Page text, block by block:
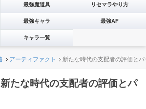
最強魔道具 リセマラやり方
最強キャラ 最強AF
キャラ一覧
アーティファクト 新たな時代の支配者の評価と
新たな時代の支配者の評価とパ